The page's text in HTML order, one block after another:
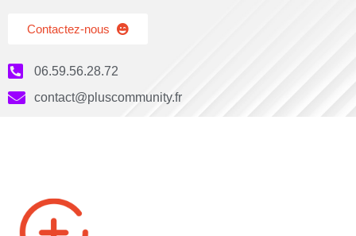
Contactez-nous
06.59.56.28.72
contact@pluscommunity.fr